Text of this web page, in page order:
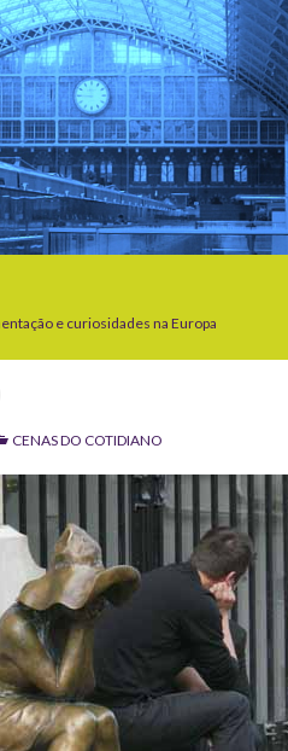
e curiosidades na Europa
CENAS DO COTIDIANO